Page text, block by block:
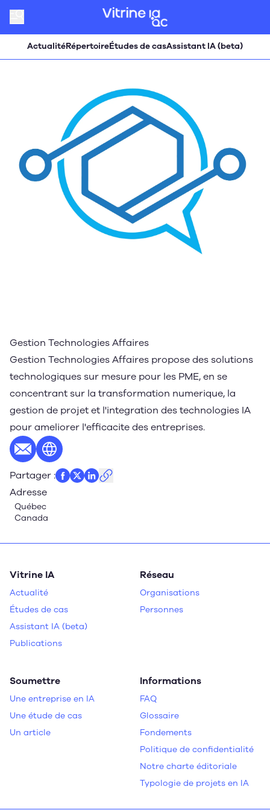
ActualitéRépertoireÉtudes de casAssistant IA (beta)
Gestion Technologies Affaires
Gestion Technologies Affaires propose des solutions
technologiques sur mesure pour les PME, en se
concentrant sur la transformation numerique, la
gestion de projet et l'integration des technologies IA
pour ameliorer l'efficacite des entreprises.
E-mailSite web
Partager :
Adresse
Québec
Canada
Vitrine IA
Actualité
Études de cas
Assistant IA (beta)
Publications
Réseau
Organisations
Personnes
Soumettre
Une entreprise en IA
Une étude de cas
Un article
Informations
FAQ
Glossaire
Fondements
Politique de confidentialité
Notre charte éditoriale
Typologie de projets en IA